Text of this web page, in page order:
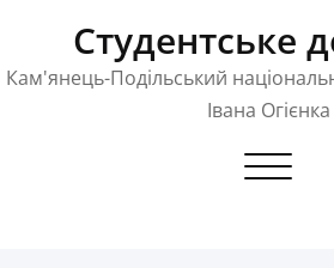
content
Студентське
Кам'янець-Подільський
Івана Огієнка
Toggle